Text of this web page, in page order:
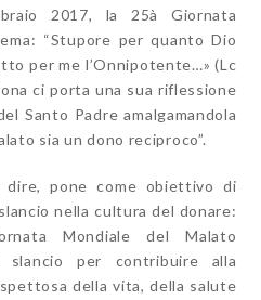
2017, la 25à Giornata
“Stupore per quanto Dio
per me l’Onnipotente…» (Lc
ci porta una sua riflessione
Santo Padre amalgamandola
sia un dono reciproco”.
dire, pone come obiettivo di
nella cultura del donare:
Mondiale del Malato
slancio per contribuire alla
della vita, della salute